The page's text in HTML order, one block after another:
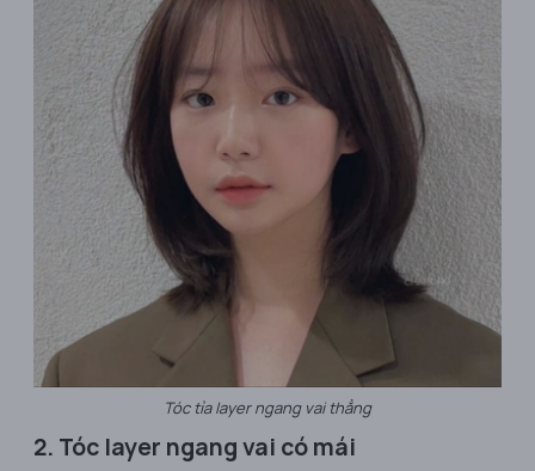
Tóc tỉa layer ngang vai thẳng
2. Tóc layer ngang vai có mái